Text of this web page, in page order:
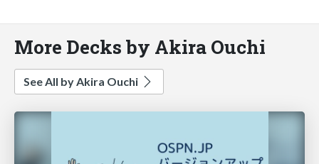
More Decks by Akira Ouchi
See All by Akira Ouchi